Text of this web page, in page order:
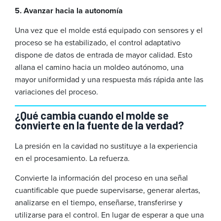
5. Avanzar hacia la autonomía
Una vez que el molde está equipado con sensores y el
proceso se ha estabilizado, el control adaptativo
dispone de datos de entrada de mayor calidad. Esto
allana el camino hacia un moldeo autónomo, una
mayor uniformidad y una respuesta más rápida ante las
variaciones del proceso.
¿Qué cambia cuando el molde se
convierte en la fuente de la verdad?
La presión en la cavidad no sustituye a la experiencia
en el procesamiento. La refuerza.
Convierte la información del proceso en una señal
cuantificable que puede supervisarse, generar alertas,
analizarse en el tiempo, enseñarse, transferirse y
utilizarse para el control. En lugar de esperar a que una